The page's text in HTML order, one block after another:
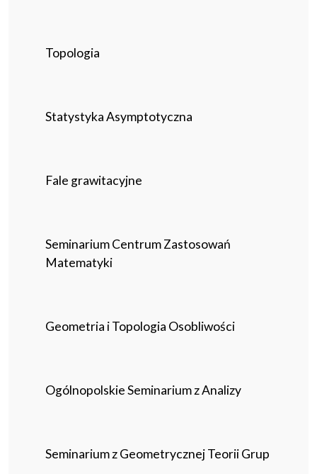
Topologia
Statystyka Asymptotyczna
Fale grawitacyjne
Seminarium Centrum Zastosowań
Matematyki
Geometria i Topologia Osobliwości
Ogólnopolskie Seminarium z Analizy
Seminarium z Geometrycznej Teorii Grup